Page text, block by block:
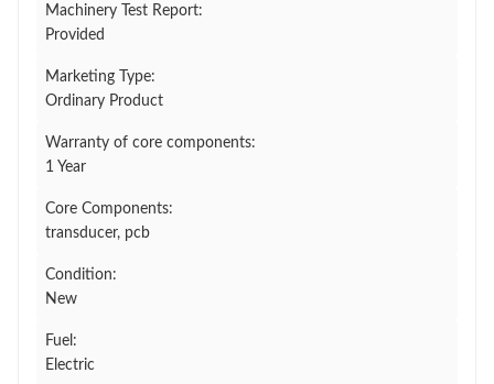
Machinery Test Report:
Provided
Marketing Type:
Ordinary Product
Warranty of core components:
1 Year
Core Components:
transducer, pcb
Condition:
New
Fuel:
Electric